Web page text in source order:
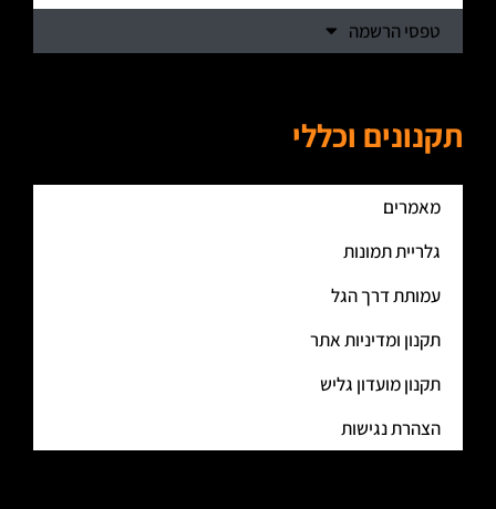
טפסי הרשמה
תקנונים וכללי
מאמרים
גלריית תמונות
עמותת דרך הגל
תקנון ומדיניות אתר
תקנון מועדון גליש
הצהרת נגישות